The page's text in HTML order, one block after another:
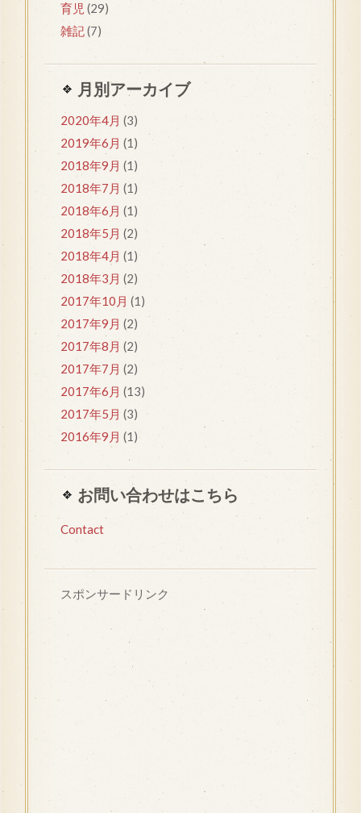
育児 (29)
雑記(7)
月別アーカイブ
2020年4月 (3)
2019年6月 (1)
2018年9月 (1)
2018年7月 (1)
2018年6月 (1)
2018年5月 (2)
2018年4月 (1)
2018年3月 (2)
2017年10月 (1)
2017年9月 (2)
2017年8月 (2)
2017年7月 (2)
2017年6月 (13)
2017年5月 (3)
2016年9月 (1)
お問い合わせはこちら
Contact
スポンサードリンク